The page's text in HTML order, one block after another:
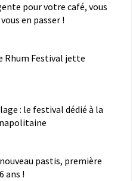
pour votre café, vous
en passer !
Rhum Festival jette
: le festival dédié à la
pastis, première
ans !